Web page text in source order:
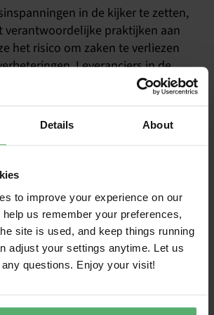
Details About
to improve your experience on our
us remember your preferences,
site is used, and keep things running
adjust your settings anytime. Let us
questions. Enjoy your visit!
in de kijker te zetten,
verantwoordelijke praktijken aan
het risico om zaken te verliezen
Leveranciers in de
laag risico trekken zelfs meer
bewijst dat verantwoorde
waard zijn.
zeggen dat ze te weinig
grote leveranciers”, legt
List duurzaamheid een
en versterkt tegelijkertijd de
op leveranciers.”
mineralen